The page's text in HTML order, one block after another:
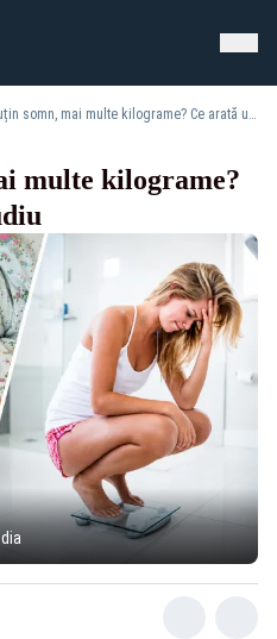
Mai puțin somn, mai multe kilograme? Ce arată un nou studiu
multe kilograme?